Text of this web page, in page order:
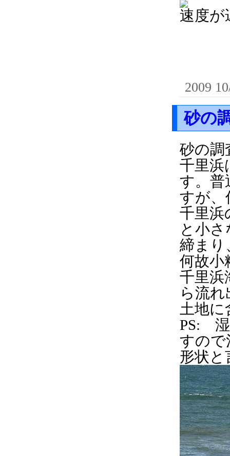
速度が
2009
砂の
砂の調
千里浜
す。普
すが、
千里浜
と小
締まり
何故小
千里浜
ら流
土地
PS: 湿
すの
形状と